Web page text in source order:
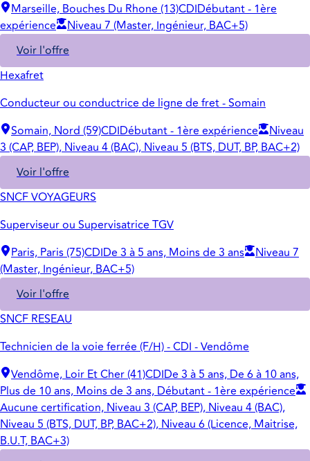
Marseille, Bouches Du Rhone (13)CDIDébutant - 1ère
expérience
Niveau 7 (Master, Ingénieur, BAC+5)
Voir l'offre
Hexafret
Conducteur ou conductrice de ligne de fret - Somain
Somain, Nord (59)CDIDébutant - 1ère expérience
Niveau
3 (CAP, BEP), Niveau 4 (BAC), Niveau 5 (BTS, DUT, BP, BAC+2)
Voir l'offre
SNCF VOYAGEURS
Superviseur ou Supervisatrice TGV
Paris, Paris (75)CDIDe 3 à 5 ans, Moins de 3 ans
Niveau 7
(Master, Ingénieur, BAC+5)
Voir l'offre
SNCF RESEAU
Technicien de la voie ferrée (F/H) - CDI - Vendôme
Vendôme, Loir Et Cher (41)CDIDe 3 à 5 ans, De 6 à 10 ans,
Plus de 10 ans, Moins de 3 ans, Débutant - 1ère expérience
Aucune certification, Niveau 3 (CAP, BEP), Niveau 4 (BAC),
Niveau 5 (BTS, DUT, BP, BAC+2), Niveau 6 (Licence, Maitrise,
B.U.T, BAC+3)